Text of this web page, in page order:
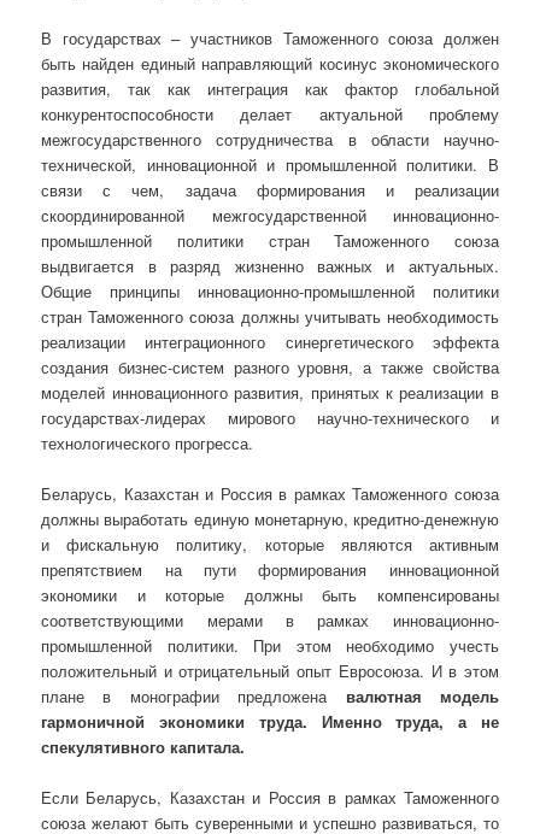
В государствах – участников Таможенного союза должен
быть найден единый направляющий косинус экономического
развития, так как интеграция как фактор глобальной
конкурентоспособности делает актуальной проблему
межгосударственного сотрудничества в области научно-
технической, инновационной и промышленной политики. В
связи с чем, задача формирования и реализации
скоординированной межгосударственной инновационно-
промышленной политики стран Таможенного союза
выдвигается в разряд жизненно важных и актуальных.
Общие принципы инновационно-промышленной политики
стран Таможенного союза должны учитывать необходимость
реализации интеграционного синергетического эффекта
создания бизнес-систем разного уровня, а также свойства
моделей инновационного развития, принятых к реализации в
государствах-лидерах мирового научно-технического и
технологического прогресса.
Беларусь, Казахстан и Россия в рамках Таможенного союза
должны выработать единую монетарную, кредитно-денежную
и фискальную политику, которые являются активным
препятствием на пути формирования инновационной
экономики и которые должны быть компенсированы
соответствующими мерами в рамках инновационно-
промышленной политики. При этом необходимо учесть
положительный и отрицательный опыт Евросоюза. И в этом
плане в монографии предложена валютная модель
гармоничной экономики труда. Именно труда, а не
спекулятивного капитала.
Если Беларусь, Казахстан и Россия в рамках Таможенного
союза желают быть суверенными и успешно развиваться, то